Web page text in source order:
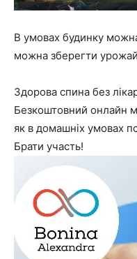
В умовах будинку
можна зберегти
Здорова спина без
Безкоштовний онлайн
як в домашніх умовах
Брати участь!